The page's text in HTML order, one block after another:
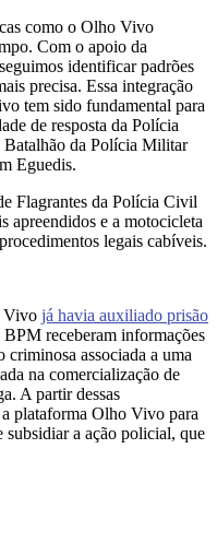
como o Olho Vivo
Com o apoio da
identificar padrões
precisa. Essa integração
tem sido fundamental para
de resposta da Polícia
Batalhão da Polícia Militar
Eguedis.
Flagrantes da Polícia Civil
apreendidos e a motocicleta
legais cabíveis.
Vivo já havia auxiliado prisão
BPM receberam informações
criminosa associada a uma
na comercialização de
A partir dessas
plataforma Olho Vivo para
a ação policial, que